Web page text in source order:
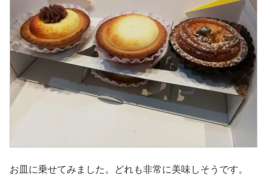
お皿に乗せてみました。どれも非常に美味しそうです。